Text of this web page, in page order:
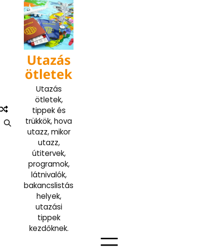
content
Utazás
ötletek
Utazás
ötletek,
tippek és
trükkök, hova
utazz, mikor
utazz,
útitervek,
programok,
látnivalók,
bakancslistás
helyek,
utazási
tippek
kezdőknek.